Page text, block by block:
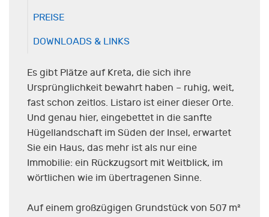
PREISE
DOWNLOADS & LINKS
Es gibt Plätze auf Kreta, die sich ihre
Ursprünglichkeit bewahrt haben – ruhig, weit,
fast schon zeitlos. Listaro ist einer dieser Orte.
Und genau hier, eingebettet in die sanfte
Hügellandschaft im Süden der Insel, erwartet
Sie ein Haus, das mehr ist als nur eine
Immobilie: ein Rückzugsort mit Weitblick, im
wörtlichen wie im übertragenen Sinne.
Auf einem großzügigen Grundstück von 507 m²